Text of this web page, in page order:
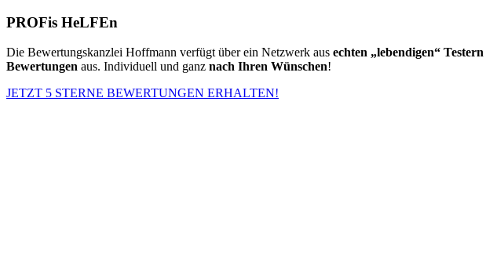
PROFis HeLFEn
Die Bewertungskanzlei Hoffmann verfügt über ein Netzwerk aus echten „lebendigen“ Testern
Bewertungen aus. Individuell und ganz nach Ihren Wünschen!
JETZT 5 STERNE BEWERTUNGEN ERHALTEN!